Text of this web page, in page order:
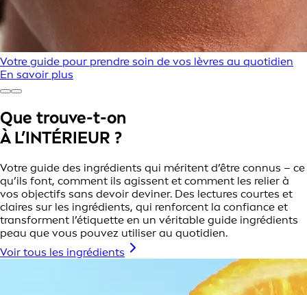
Votre guide pour prendre soin de vos lèvres au quotidien
En savoir plus
Que trouve-t-on
À L’INTÉRIEUR ?
Votre guide des ingrédients qui méritent d’être connus – ce
qu’ils font, comment ils agissent et comment les relier à
vos objectifs sans devoir deviner. Des lectures courtes et
claires sur les ingrédients, qui renforcent la confiance et
transforment l’étiquette en un véritable guide ingrédients
peau que vous pouvez utiliser au quotidien.
Voir tous les ingrédients